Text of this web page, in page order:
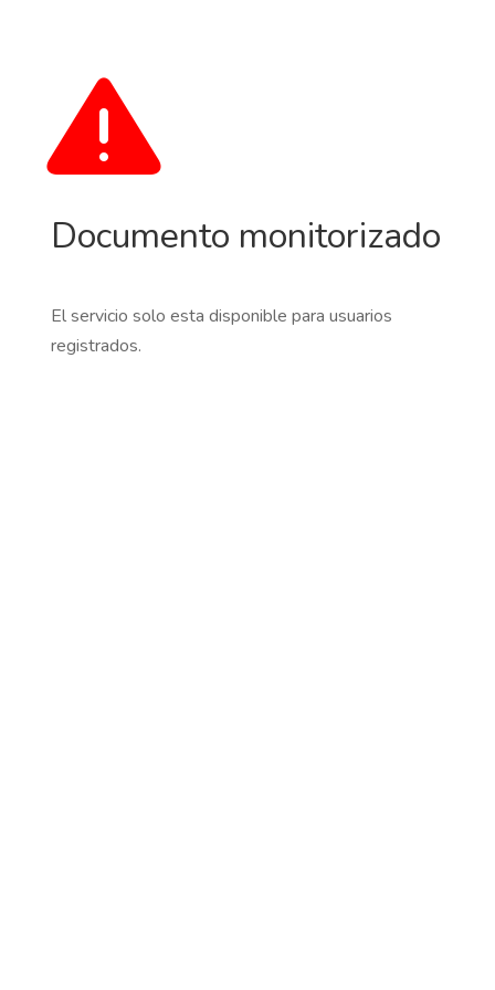
Documento monitorizado
El servicio solo esta disponible para usuarios
registrados.